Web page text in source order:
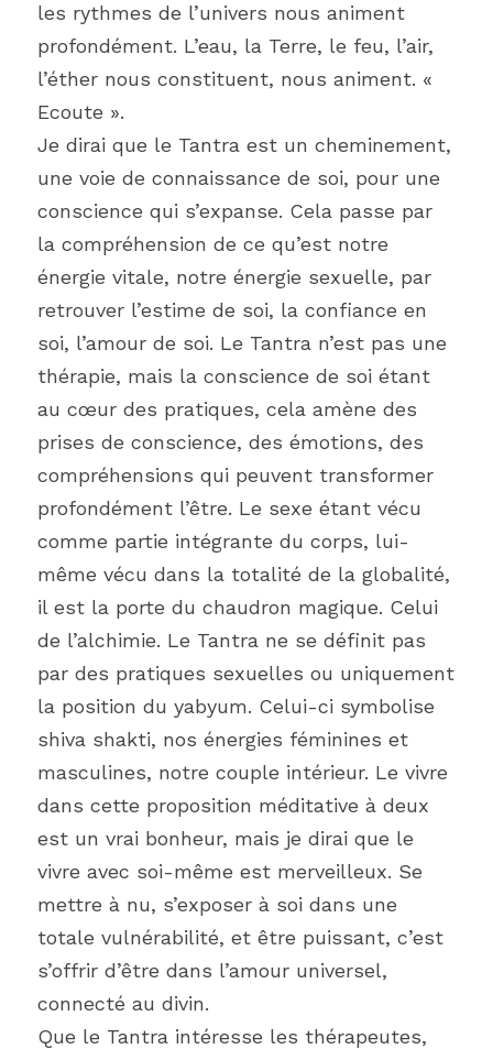
les rythmes de l’univers nous animent
profondément. L’eau, la Terre, le feu, l’air,
l’éther nous constituent, nous animent. «
Ecoute ».
Je dirai que le Tantra est un cheminement,
une voie de connaissance de soi, pour une
conscience qui s’expanse. Cela passe par
la compréhension de ce qu’est notre
énergie vitale, notre énergie sexuelle, par
retrouver l’estime de soi, la confiance en
soi, l’amour de soi. Le Tantra n’est pas une
thérapie, mais la conscience de soi étant
au cœur des pratiques, cela amène des
prises de conscience, des émotions, des
compréhensions qui peuvent transformer
profondément l’être. Le sexe étant vécu
comme partie intégrante du corps, lui-
même vécu dans la totalité de la globalité,
il est la porte du chaudron magique. Celui
de l’alchimie. Le Tantra ne se définit pas
par des pratiques sexuelles ou uniquement
la position du yabyum. Celui-ci symbolise
shiva shakti, nos énergies féminines et
masculines, notre couple intérieur. Le vivre
dans cette proposition méditative à deux
est un vrai bonheur, mais je dirai que le
vivre avec soi-même est merveilleux. Se
mettre à nu, s’exposer à soi dans une
totale vulnérabilité, et être puissant, c’est
s’offrir d’être dans l’amour universel,
connecté au divin.
Que le Tantra intéresse les thérapeutes,